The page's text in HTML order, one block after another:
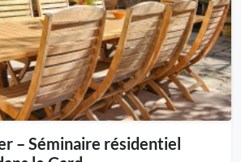
– Séminaire résidentiel